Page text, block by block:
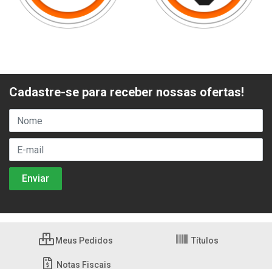
Cadastre-se para receber nossas ofertas!
Meus Pedidos Títulos
Notas Fiscais